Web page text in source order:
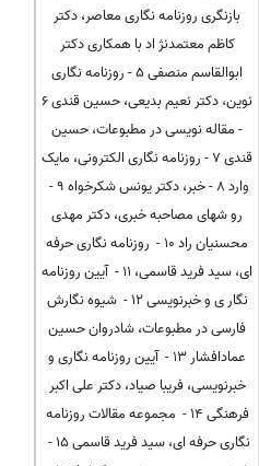
بازنگری روزنامه نگاری معاصر، دکتر
کاظم معتمدنژ اد با همکاری دکتر
ابوالقاسم منصفی 5 - روزنامه نگاری
نوین، دکتر نعیم بدیعی، حسین قندی 6
- مقاله نویسی در مطبوعات، حسین
قندی 7 - روزنامه نگاری الکترونی، مایک
وارد 8 - خبر، دکتر یونس شکرخواه 9 -
رو شهای مصاحبه خبری، دکتر مهدی
محسنیان راد 10 - روزنامه نگاری حرفه
ای، سید فرید قاسمی، 11 - آیین روزنامه
نگار ی و خبرنویسی 12 - شیوه نگارش
فارسی در مطبوعات، شادروان حسین
عمادافشار 13 - آیین روزنامه نگاری و
خبرنویسی، فریبا صیاد، دکتر علی اکبر
فرهنگی 14 - مجموعه مقالات روزنامه
نگاری حرفه ای، سید فرید قاسمی 15 -